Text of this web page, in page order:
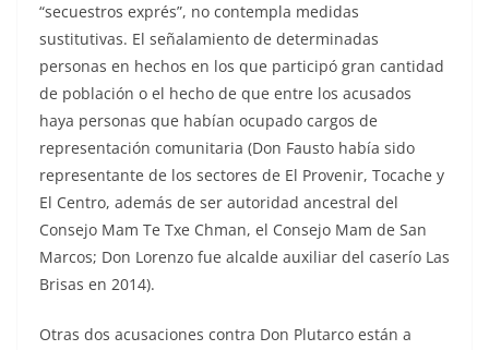
“secuestros exprés”, no contempla medidas
sustitutivas. El señalamiento de determinadas
personas en hechos en los que participó gran cantidad
de población o el hecho de que entre los acusados
haya personas que habían ocupado cargos de
representación comunitaria (Don Fausto había sido
representante de los sectores de El Provenir, Tocache y
El Centro, además de ser autoridad ancestral del
Consejo Mam Te Txe Chman, el Consejo Mam de San
Marcos; Don Lorenzo fue alcalde auxiliar del caserío Las
Brisas en 2014).
Otras dos acusaciones contra Don Plutarco están a